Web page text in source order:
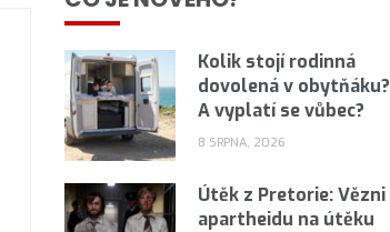
Kolik stojí rodinná
dovolená v obytňáku?
A vyplatí se vůbec?
8 SRPNA, 2026
Útěk z Pretorie: Vězni
apartheidu na útěku